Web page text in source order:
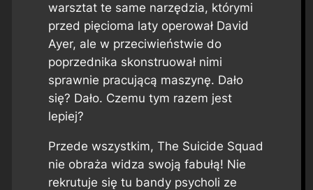
warsztat te same narzędzia, którymi
przed pięcioma laty operował David
Ayer, ale w przeciwieństwie do
poprzednika skonstruował nimi
sprawnie pracującą maszynę. Dało
się? Dało. Czemu tym razem jest
lepiej?
Przede wszystkim, The Suicide Squad
nie obraża widza swoją fabułą! Nie
rekrutuje się tu bandy psycholi ze